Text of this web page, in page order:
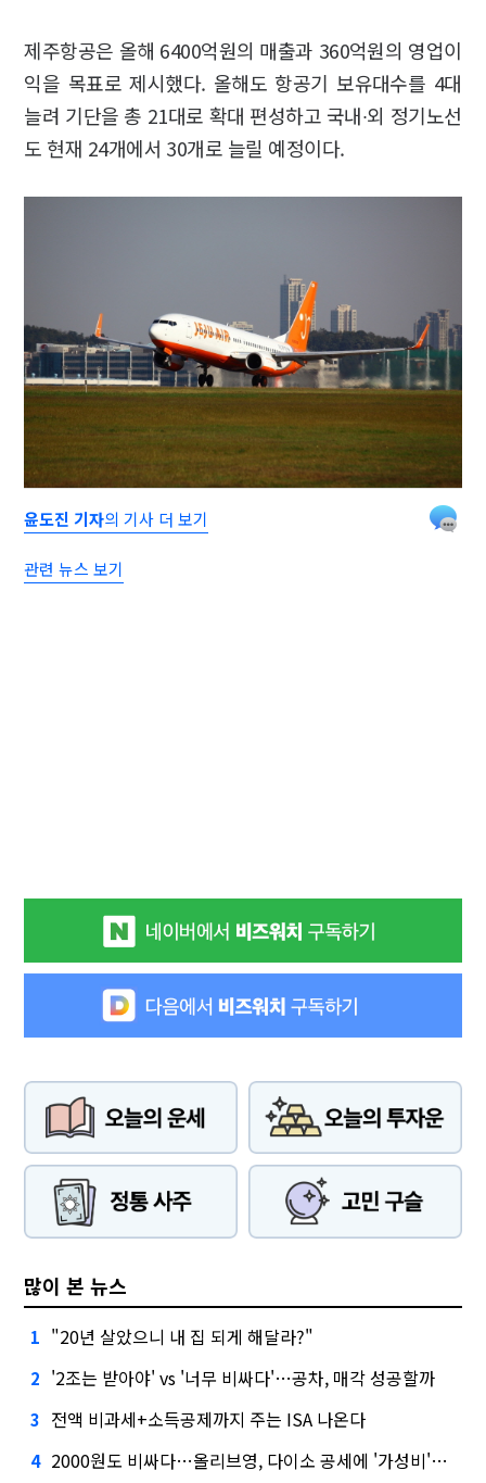
제주항공은 올해 6400억원의 매출과 360억원의 영업이
익을 목표로 제시했다. 올해도 항공기 보유대수를 4대
늘려 기단을 총 21대로 확대 편성하고 국내∙외 정기노선
도 현재 24개에서 30개로 늘릴 예정이다.
윤도진 기자의 기사 더 보기
관련 뉴스 보기
많이 본 뉴스
1 "20년 살았으니 내 집 되게 해달라?"
2 '2조는 받아야' vs '너무 비싸다'…공차, 매각 성공할까
3 전액 비과세+소득공제까지 주는 ISA 나온다
4 2000원도 비싸다…올리브영, 다이소 공세에 '가성비'로 맞불